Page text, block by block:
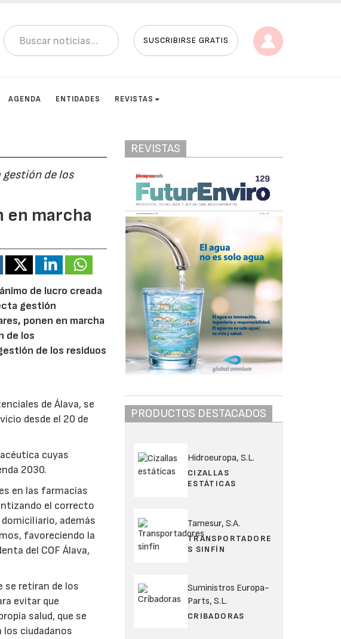
SUSCRIBIRSE GRATIS
AGENDA ENTIDADES REVISTAS
de los
en marcha
de lucro creada
gestión
ponen en marcha
de los
de los residuos
de Álava, se
desde el 20 de
cuyas
2030.
en las farmacias
el correcto
además
favoreciendo la
del COF Álava,
se retiran de los
evitar que
salud, que se
los ciudadanos
REVISTAS
PRODUCTOS DESTACADOS
Hidroeuropa, S.L.
CIZALLAS
ESTÁTICAS
Tamesur, S.A.
TRANSPORTADORE
S SINFÍN
Suministros Europa-
Parts, S.L.
CRIBADORAS